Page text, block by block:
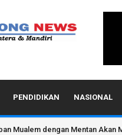
PENDIDIKAN NASIONAL
Turis Usia Lanjut Asal Brazil